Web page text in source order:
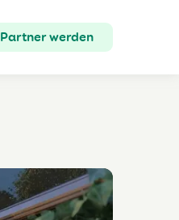
Partner werden